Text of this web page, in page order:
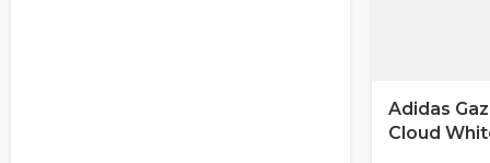
Adidas
Cloud